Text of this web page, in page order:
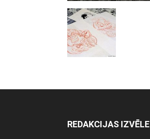
REDAKCIJAS IZVĒLE